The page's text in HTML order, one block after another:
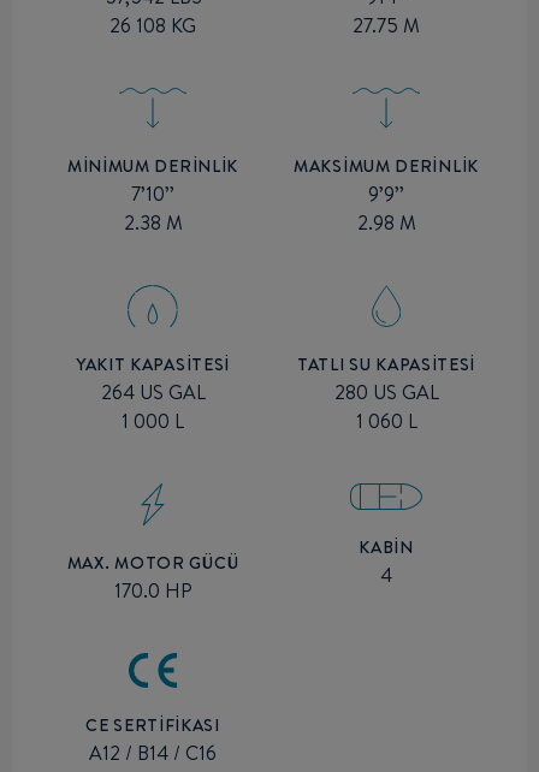
26 108 KG
27.75 M
MİNİMUM DERİNLİK
7’10’’
2.38 M
MAKSİMUM DERİNLİK
9’9’’
2.98 M
YAKIT KAPASITESI
264 US GAL
1 000 L
TATLI SU KAPASITESI
280 US GAL
1 060 L
MAX. MOTOR GÜCÜ
170.0 HP
KABIN
4
CE SERTİFİKASI
A12 / B14 / C16